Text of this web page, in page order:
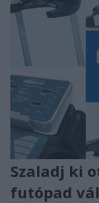
Szaladj ki
futópad